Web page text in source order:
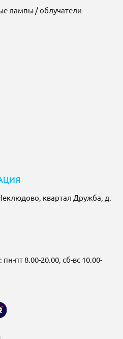
лампы / облучатели
квартал Дружба, д.
пт 8.00-20.00, сб-вс 10.00-